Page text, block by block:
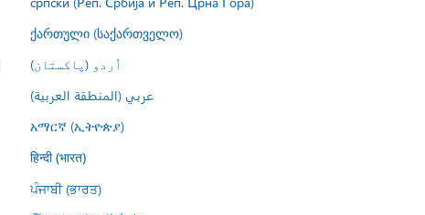
ქართული (საქართველო)
اُردو (پاکستان)
عربي (المنطقة العربية)
አማርኛ (ኢትዮጵያ)
हिन्दी (भारत)
ਪੰਜਾਬੀ (ਭਾਰਤ)